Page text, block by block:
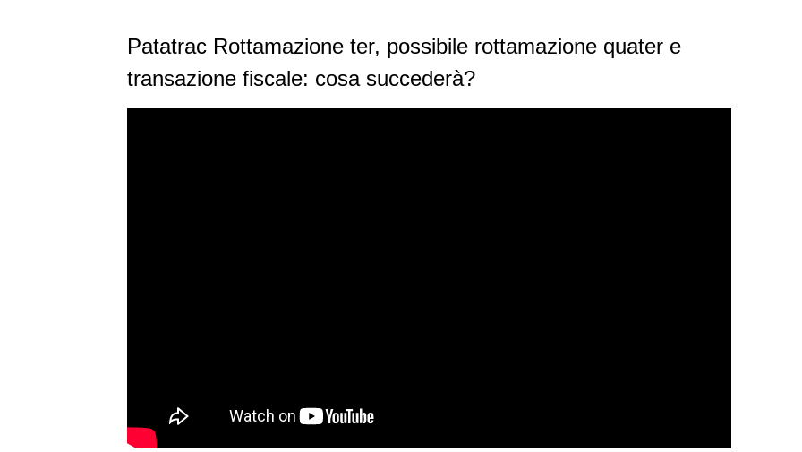
Patatrac Rottamazione ter, possibile rottamazione quater e
transazione fiscale: cosa succederà?